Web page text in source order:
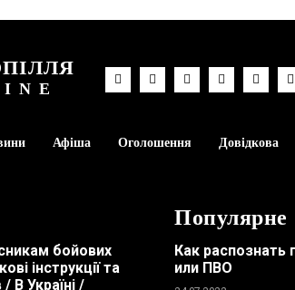
Афіша Оголошення Довідкова
бойових
інструкції та
В Україні /
Популярне
Как распознать
или ПВО